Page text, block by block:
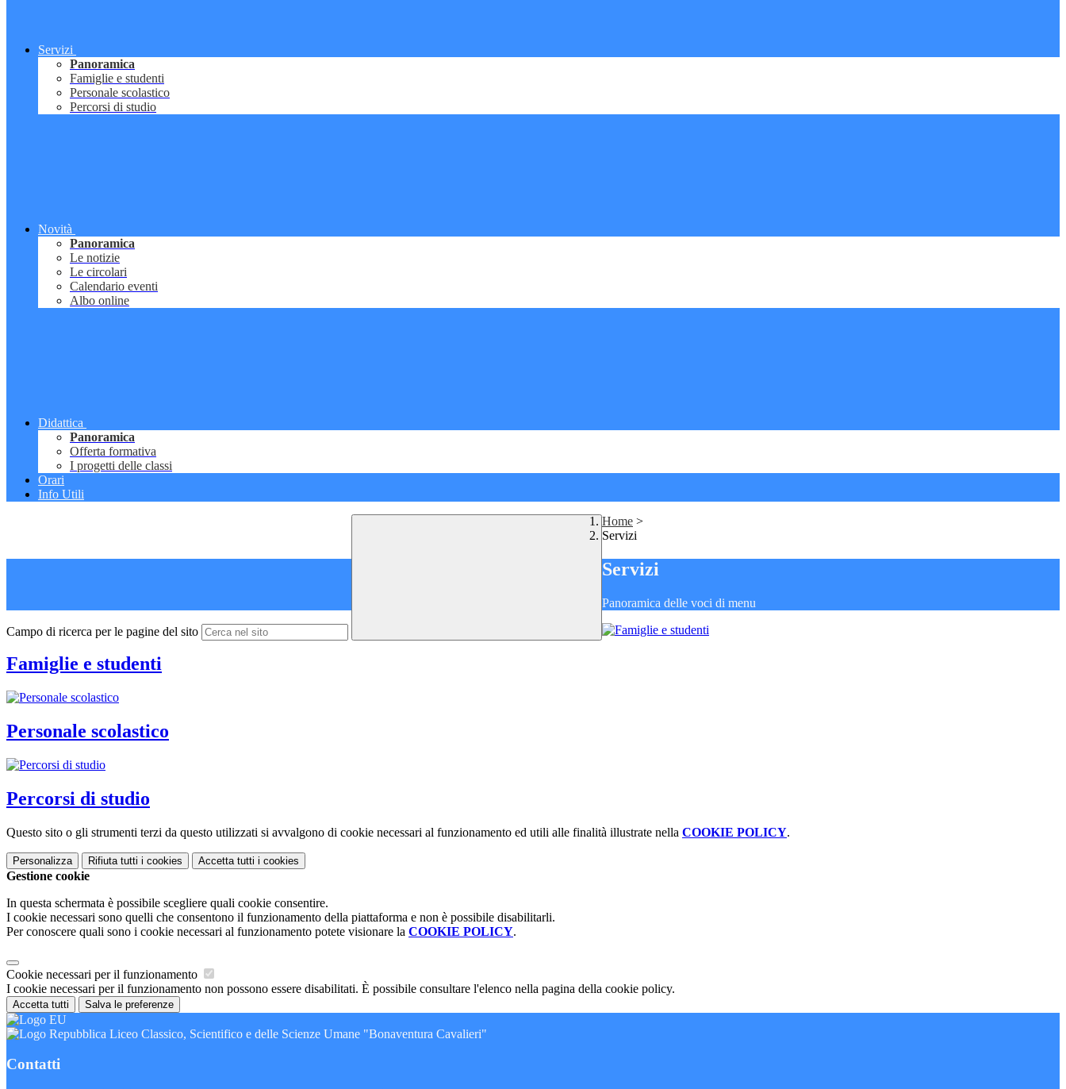
Servizi
Panoramica
Famiglie e studenti
Personale scolastico
Percorsi di studio
Novità
Panoramica
Le notizie
Le circolari
Calendario eventi
Albo online
Didattica
Panoramica
Offerta formativa
I progetti delle classi
Orari
Info Utili
Campo di ricerca per le pagine del sito
Home >
Servizi
Servizi
Panoramica delle voci di menu
Famiglie e studenti
Personale scolastico
Percorsi di studio
Questo sito o gli strumenti terzi da questo utilizzati si avvalgono di cookie necessari al funzionamento ed utili alle finalità illustrate nella COOKIE POLICY.
Personalizza Rifiuta tutti i cookies Accetta tutti i cookies
Gestione cookie
In questa schermata è possibile scegliere quali cookie consentire.
I cookie necessari sono quelli che consentono il funzionamento della piattaforma e non è possibile disabilitarli.
Per conoscere quali sono i cookie necessari al funzionamento potete visionare la COOKIE POLICY.
Cookie necessari per il funzionamento
I cookie necessari per il funzionamento non possono essere disabilitati. È possibile consultare l'elenco nella pagina della cookie policy.
Accetta tutti Salva le preferenze
Liceo Classico, Scientifico e delle Scienze Umane "Bonaventura Cavalieri"
Contatti